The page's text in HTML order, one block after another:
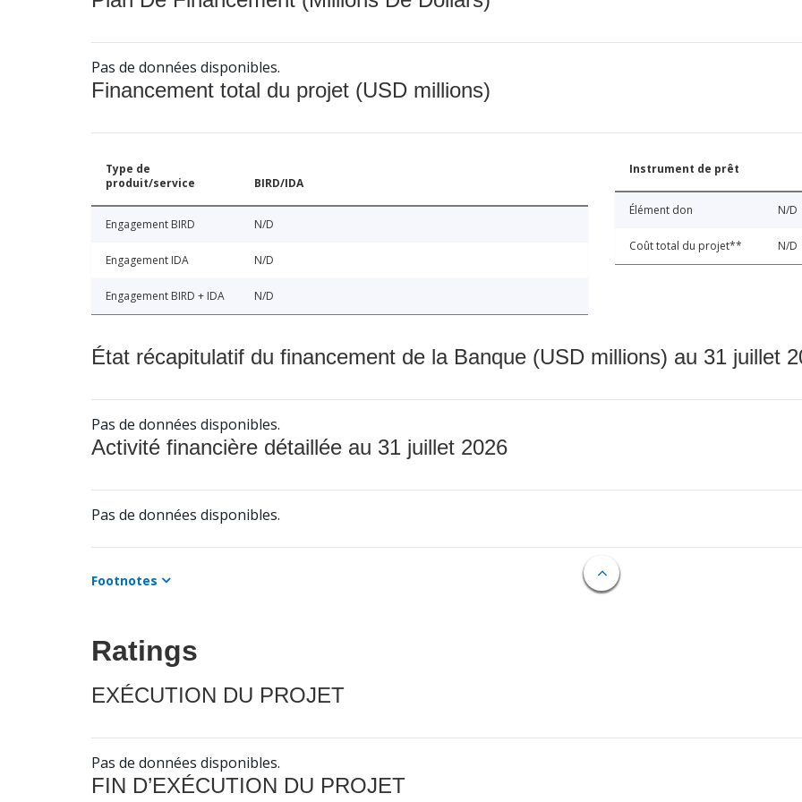
Pas de données disponibles.
Financement total du projet (USD millions)
Type de
produit/service
BIRD/IDA
Engagement BIRD N/D
Engagement IDA N/D
Engagement BIRD + IDA N/D
Instrument de prêt
Élément don N/D
Coût total du projet** N/D
État récapitulatif du financement de la Banque (USD millions) au 31 juillet
Pas de données disponibles.
Activité financière détaillée au 31 juillet 2026
Pas de données disponibles.
Footnotes
Ratings
EXÉCUTION DU PROJET
Pas de données disponibles.
FIN D’EXÉCUTION DU PROJET